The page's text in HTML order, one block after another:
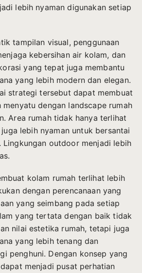
lebih nyaman digunakan setiap
tampilan visual, penggunaan
kebersihan air kolam, dan
yang tepat juga membantu
yang lebih modern dan elegan.
strategi tersebut dapat membuat
dengan landscape rumah
Area rumah tidak hanya terlihat
lebih nyaman untuk bersantai
Lingkungan outdoor menjadi lebih
kolam rumah terlihat lebih
dengan perencanaan yang
yang seimbang pada setiap
yang tertata dengan baik tidak
nilai estetika rumah, tetapi juga
yang lebih tenang dan
penghuni. Dengan konsep yang
menjadi pusat perhatian